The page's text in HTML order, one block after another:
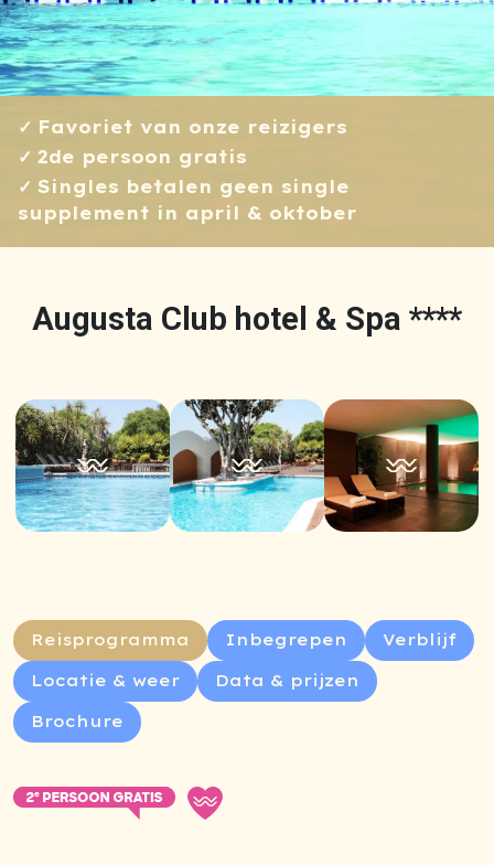
Favoriet van onze reizigers
2de persoon gratis
Singles betalen geen single
supplement in april & oktober
Augusta Club hotel & Spa ****
Reisprogramma Inbegrepen Verblijf
Locatie & weer Data & prijzen
Brochure